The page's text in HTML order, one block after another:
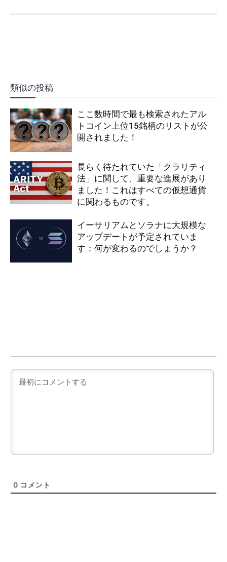
類似の投稿
ここ数時間で最も検索されたアル
トコイン上位15銘柄のリストが公
開されました！
長らく待たれていた「クラリティ
法」に関して、重要な進展があり
ました！これはすべての仮想通貨
に関わるものです。
イーサリアムとソラナに大規模な
アップデートが予定されていま
す：何が変わるのでしょうか？
0 コメント